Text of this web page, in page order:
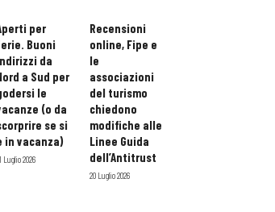
per
Buoni
da
a Sud per
le
(o da
se si
in vacanza)
Luglio 2026
Recensioni
online, Fipe e
le
associazioni
del turismo
chiedono
modifiche alle
Linee Guida
dell’Antitrust
20 Luglio 2026